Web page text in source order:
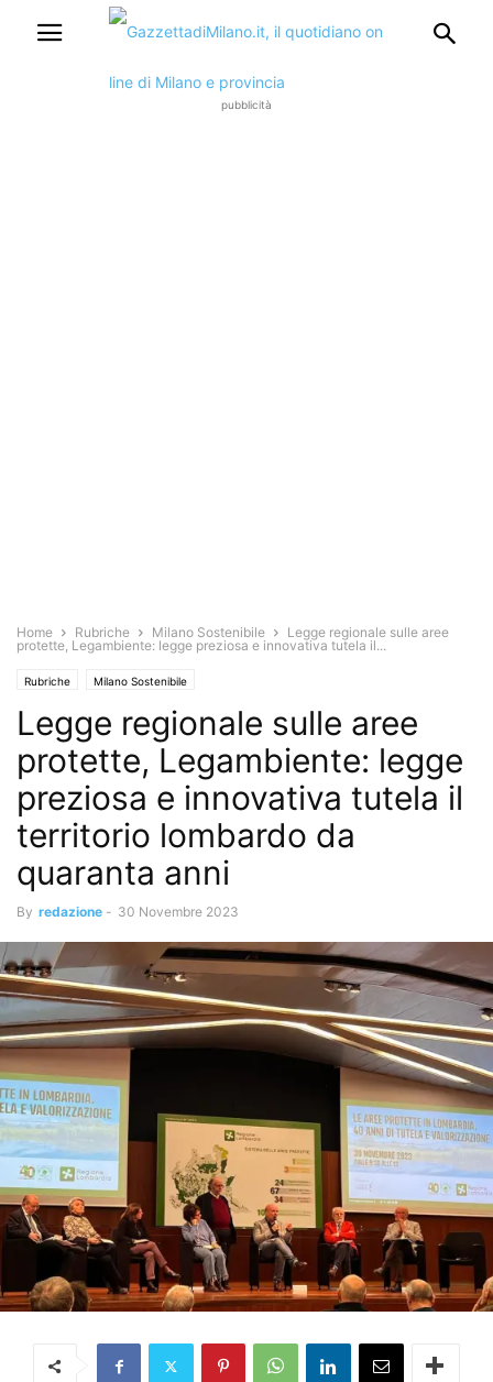
pubblicità
Home Rubriche Milano Sostenibile
Legge regionale sulle aree
protette, Legambiente: legge preziosa e innovativa tutela il...
Rubriche Milano Sostenibile
Legge regionale sulle aree
protette, Legambiente: legge
preziosa e innovativa tutela il
territorio lombardo da
quaranta anni
By redazione - 30 Novembre 2023